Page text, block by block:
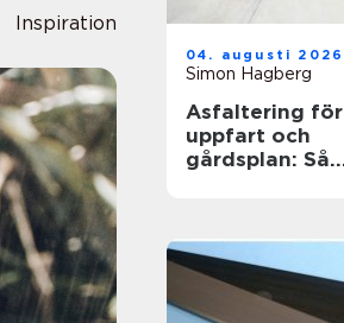
Inspiration
04. augusti 2026
Simon Hagberg
Asfaltering för
uppfart och
gårdsplan: Så